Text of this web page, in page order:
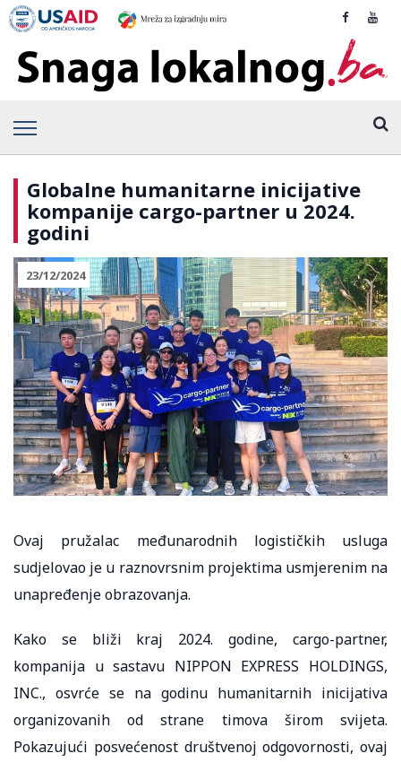
Globalne humanitarne inicijative
kompanije cargo-partner u 2024.
godini
23/12/2024
Ovaj pružalac međunarodnih logističkih usluga
sudjelovao je u raznovrsnim projektima usmjerenim na
unapređenje obrazovanja.
Kako se bliži kraj 2024. godine, cargo-partner,
kompanija u sastavu NIPPON EXPRESS HOLDINGS,
INC., osvrće se na godinu humanitarnih inicijativa
organizovanih od strane timova širom svijeta.
Pokazujući posvećenost društvenoj odgovornosti, ovaj